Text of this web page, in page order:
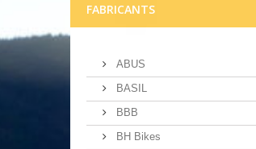
FABRICANTS
ABUS
BASIL
BBB
BH Bikes